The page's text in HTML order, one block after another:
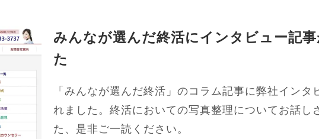
みんなが選んだ終活にインタビュー記
た
「みんなが選んだ終活」のコラム記事に弊社インタ
れました。終活においての写真整理についてお話し
た、是非ご一読ください。